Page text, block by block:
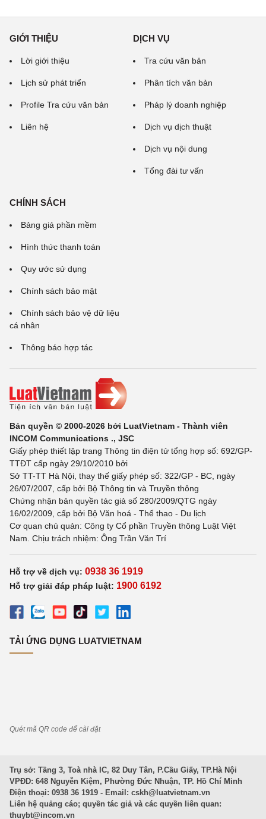
GIỚI THIỆU
Lời giới thiệu
Lịch sử phát triển
Profile Tra cứu văn bản
Liên hệ
DỊCH VỤ
Tra cứu văn bản
Phân tích văn bản
Pháp lý doanh nghiệp
Dịch vụ dịch thuật
Dịch vụ nội dung
Tổng đài tư vấn
CHÍNH SÁCH
Bảng giá phần mềm
Hình thức thanh toán
Quy ước sử dụng
Chính sách bảo mật
Chính sách bảo vệ dữ liệu
cá nhân
Thông báo hợp tác
Bản quyền © 2000-2026 bởi LuatVietnam - Thành viên
INCOM Communications ., JSC
Giấy phép thiết lập trang Thông tin điện tử tổng hợp số: 692/GP-
TTĐT cấp ngày 29/10/2010 bởi
Sở TT-TT Hà Nội, thay thế giấy phép số: 322/GP - BC, ngày
26/07/2007, cấp bởi Bộ Thông tin và Truyền thông
Chứng nhận bản quyền tác giả số 280/2009/QTG ngày
16/02/2009, cấp bởi Bộ Văn hoá - Thể thao - Du lịch
Cơ quan chủ quản: Công ty Cổ phần Truyền thông Luật Việt
Nam. Chịu trách nhiệm: Ông Trần Văn Trí
Hỗ trợ về dịch vụ: 0938 36 1919
Hỗ trợ giải đáp pháp luật: 1900 6192
TẢI ỨNG DỤNG LUATVIETNAM
Quét mã QR code để cài đặt
Trụ sở: Tầng 3, Toà nhà IC, 82 Duy Tân, P.Cầu Giấy, TP.Hà Nội
VPĐD: 648 Nguyễn Kiệm, Phường Đức Nhuận, TP. Hồ Chí Minh
Điện thoại: 0938 36 1919 - Email: cskh@luatvietnam.vn
Liên hệ quảng cáo; quyền tác giả và các quyền liên quan:
thuybt@incom.vn